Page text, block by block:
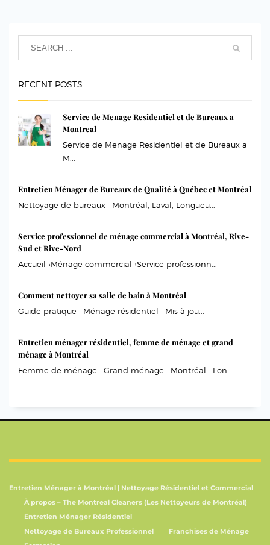
RECENT POSTS
Service de Menage Residentiel et de Bureaux a
Montreal
Service de Menage Residentiel et de Bureaux a
M...
Entretien Ménager de Bureaux de Qualité à Québec et Montréal
Nettoyage de bureaux · Montréal, Laval, Longueu...
Service professionnel de ménage commercial à Montréal, Rive-
Sud et Rive-Nord
Accueil ›Ménage commercial ›Service professionn...
Comment nettoyer sa salle de bain à Montréal
Guide pratique · Ménage résidentiel · Mis à jou...
Entretien ménager résidentiel, femme de ménage et grand
ménage à Montréal
Femme de ménage · Grand ménage · Montréal · Lon...
Entretien Ménager à Montréal | Nettoyage Résidentiel et Commercial
À propos – The Montreal Cleaners (Les Nettoyeurs de Montréal)
Entretien Ménager Résidentiel
Nettoyage de Bureaux Professionnel
Franchises de Ménage